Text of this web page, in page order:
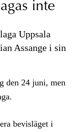
inte
Uppsala
Assange i sin
den 24 juni, men
bevisläget i